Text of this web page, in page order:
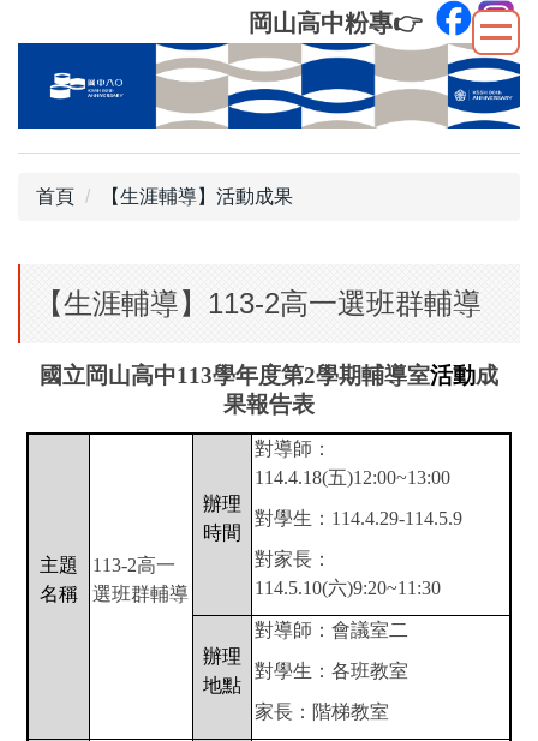
到
內
岡山高中粉專👉
首頁 【生涯輔導】活動成果
【生涯輔導】113-2高一選班群輔導
國立岡山高中113學年度第2學期輔導室活動成
果報告表
主題
名稱
113-2高一
選班群輔導
辦理
時間
對導師：
114.4.18(五)12:00~13:00
對學生：114.4.29-114.5.9
對家長：
114.5.10(六)9:20~11:30
辦理
地點
對導師：會議室二
對學生：各班教室
家長：階梯教室